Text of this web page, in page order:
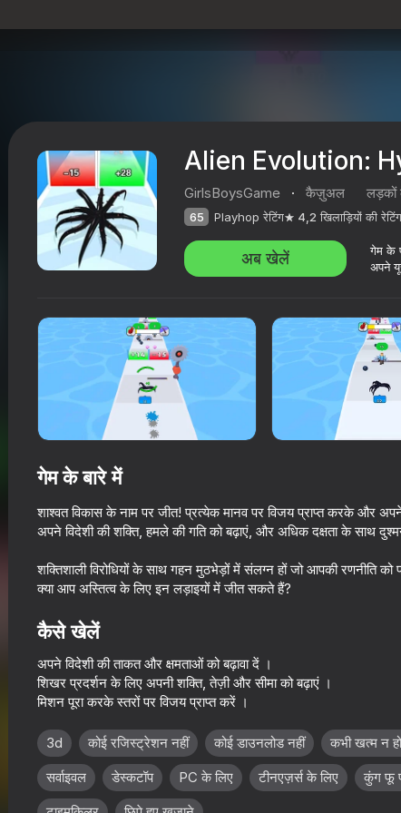
Hyper Cell
खिलाड़ियों की रेटिंग
GirlsBoysGame
Cool Cars Run 3D
73 64
Alien Evolution:
GirlsBoysGame · कैज़ुअल लड़कों
65 Playhop रेटिंग 4,2 खिलाड़ियों की रेटिंग
अब खेलें
गेम के
अपने
गेम के बारे में
शाश्वत विकास के नाम पर जीत! प्रत्येक मानव पर विजय प्राप्त करके और
अपने विदेशी की शक्ति, हमले की गति को बढ़ाएं, और अधिक दक्षता के साथ
शक्तिशाली विरोधियों के साथ गहन मुठभेड़ों में संलग्न हों जो आपकी रणनीति
क्या आप अस्तित्व के लिए इन लड़ाइयों में जीत सकते हैं?
कैसे खेलें
अपने विदेशी की ताकत और क्षमताओं को बढ़ावा दें ।
शिखर प्रदर्शन के लिए अपनी शक्ति, तेज़ी और सीमा को बढ़ाएं ।
मिशन पूरा करके स्तरों पर विजय प्राप्त करें ।
3d कोई रजिस्ट्रेशन नहीं कोई डाउनलोड नहीं कभी खत्म न
सर्वाइवल
डेस्कटॉप PC के लिए टीनएज़र्स के लिए कुंग फू